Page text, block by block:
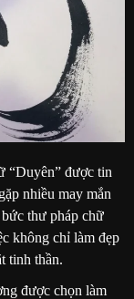
“Duyên” được tin
nhiều may mắn
thư pháp chữ
không chỉ làm đẹp
tinh thần.
được chọn làm